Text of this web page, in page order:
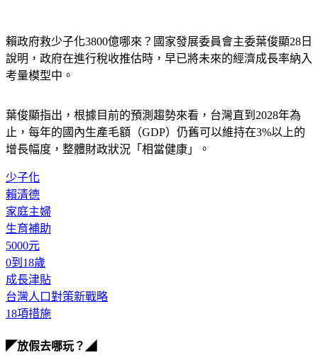
說明，政府在進行稅收推估時，早已將未來的經濟成長率納入
考量模型中。
止，每年的國內生產毛額（GDP）仍舊可以維持在3%以上的
增長幅度，整體財政狀況「相當健康」。
賴清德
家庭主婦
生育補助
5000元
0到18歲
成長津貼
台灣人口對策新戰略
18項措施